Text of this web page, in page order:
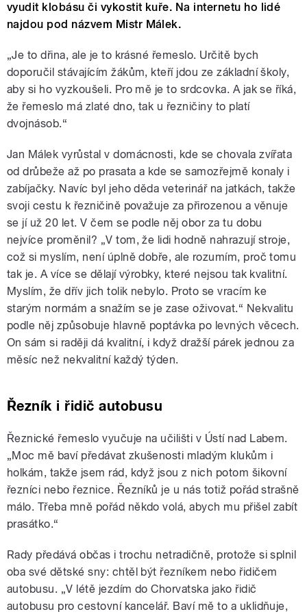
vyudit klobásu či vykostit kuře. Na internetu ho lidé
najdou pod názvem Mistr Málek.
„Je to dřina, ale je to krásné řemeslo. Určitě bych
doporučil stávajícím žákům, kteří jdou ze základní školy,
aby si ho vyzkoušeli. Pro mě je to srdcovka. A jak se říká,
že řemeslo má zlaté dno, tak u řezničiny to platí
dvojnásob.“
Jan Málek vyrůstal v domácnosti, kde se chovala zvířata
od drůbeže až po prasata a kde se samozřejmě konaly i
zabíjačky. Navíc byl jeho děda veterinář na jatkách, takže
svoji cestu k řezničině považuje za přirozenou a věnuje
se jí už 20 let. V čem se podle něj obor za tu dobu
nejvíce proměnil? „V tom, že lidi hodně nahrazují stroje,
což si myslím, není úplně dobře, ale rozumím, proč tomu
tak je. A více se dělají výrobky, které nejsou tak kvalitní.
Myslím, že dřív jich tolik nebylo. Proto se vracím ke
starým normám a snažím se je zase oživovat.“ Nekvalitu
podle něj způsobuje hlavně poptávka po levných věcech.
On sám si raději dá kvalitní, i když dražší párek jednou za
měsíc než nekvalitní každý týden.
Řezník i řidič autobusu
Řeznické řemeslo vyučuje na učilišti v Ústí nad Labem.
„Moc mě baví předávat zkušenosti mladým klukům i
holkám, takže jsem rád, když jsou z nich potom šikovní
řezníci nebo řeznice. Řezníků je u nás totiž pořád strašně
málo. Třeba mně pořád někdo volá, abych mu přišel zabít
prasátko.“
Rady předává občas i trochu netradičně, protože si splnil
oba své dětské sny: chtěl být řezníkem nebo řidičem
autobusu. „V létě jezdím do Chorvatska jako řidič
autobusu pro cestovní kancelář. Baví mě to a uklidňuje,